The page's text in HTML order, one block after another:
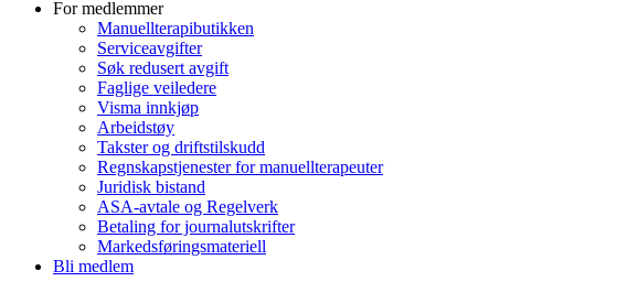
For medlemmer
Manuellterapibutikken
Serviceavgifter
Søk redusert avgift
Faglige veiledere
Visma innkjøp
Arbeidstøy
Takster og driftstilskudd
Regnskapstjenester for manuellterapeuter
Juridisk bistand
ASA-avtale og Regelverk
Betaling for journalutskrifter
Markedsføringsmateriell
Bli medlem